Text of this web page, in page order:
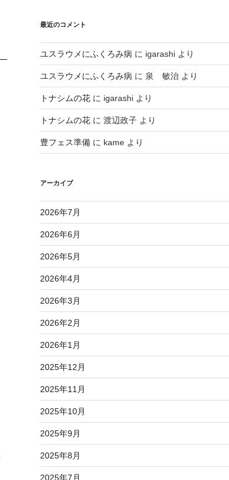
最近のコメント
ユスラウメにふくろみ病 に igarashiより
ユスラウメにふくろみ病 に 泉 敏治より
トナシムの花に igarashiより
トナシムの花に 渡辺政子より
豊フェス準備に kameより
アーカイブ
2026年7月
2026年6月
2026年5月
2026年4月
2026年3月
2026年2月
2026年1月
2025年12月
2025年11月
2025年10月
2025年9月
2025年8月
2025年7月